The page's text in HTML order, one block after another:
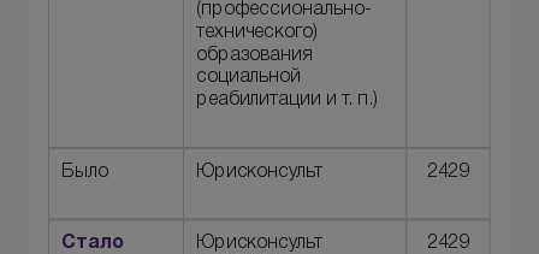
(профессионально-
технического)
образования
социальной
реабилитации и т. п.)
Было Юрисконсульт 2429
Стало Юрисконсульт 2429